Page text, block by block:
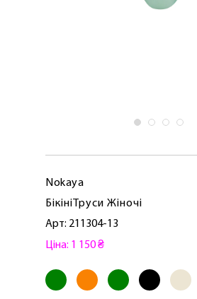
Nokaya
БікініТруси Жіночі
Арт: 211304-13
Ціна: 1 150 ₴